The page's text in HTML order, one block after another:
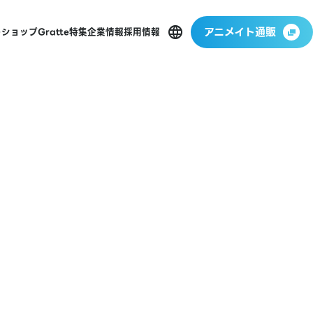
ョップGratte特集企業情報採用情報 アニメイト通販